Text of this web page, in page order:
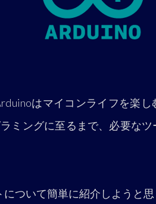
はマイコンライフを楽し
ミングに至るまで、必要な
ついて簡単に紹介しようと思